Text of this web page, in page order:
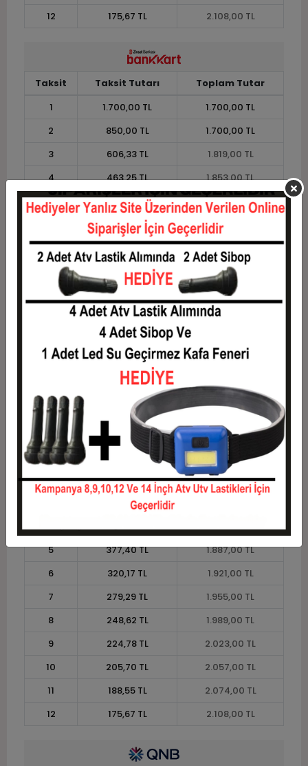
12
175,67 TL 2.108,00 TL
Taksit Taksit Tutarı
Toplam Tutar
1
1.700,00 TL
1.700,00 TL
2
850,00 TL
1.700,00 TL
3
606,33 TL
1.819,00 TL
4
463,25 TL
1.853,00 TL
5
377,40 TL
1.887,00 TL
320,17 TL
1.921,00 TL
7
279,29 TL
1.955,00 TL
248,62 TL
1.989,00 TL
224,78 TL
2.023,00 TL
205,70 TL
2.057,00 TL
188,55 TL
175,67 TL
Taksit Taksit Tutarı
Toplam Tutar
1
1.700,00 TL
1.700,00 TL
2
850,00 TL
1.700,00 TL
606,33 TL
4
463,25 TL
1.853,00 TL
5
377,40 TL
1.887,00 TL
6
320,17 TL
1.921,00 TL
7
279,29 TL
1.955,00 TL
8
248,62 TL
1.989,00 TL
9
224,78 TL
2.023,00 TL
10
205,70 TL
2.057,00 TL
11
188,55 TL
2.074,00 TL
12
175,67 TL 2.108,00 TL